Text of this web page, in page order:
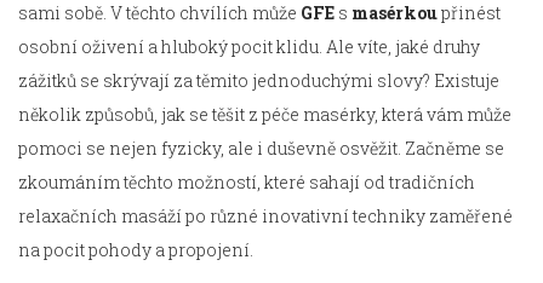
sami sobě. V těchto chvílích může GFE s masérkoupřinést
osobní oživení a hluboký pocit klidu. Ale víte, jaké druhy
zážitků se skrývají za těmito jednoduchými slovy? Existuje
několik způsobů, jak se těšit z péče masérky, která vám může
pomoci se nejen fyzicky, ale i duševně osvěžit. Začněme se
zkoumáním těchto možností, které sahají od tradičních
relaxačních masáží po různé inovativní techniky zaměřené
na pocit pohody a propojení.